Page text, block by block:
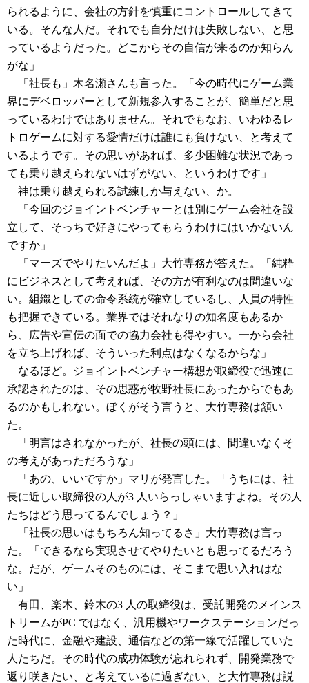
られるように、会社の方針を慎重にコントロールしてきて
いる。そんな人だ。それでも自分だけは失敗しない、と思
っているようだった。どこからその自信が来るのか知らん
がな」
「社長も」木名瀬さんも言った。「今の時代にゲーム業
界にデベロッパーとして新規参入することが、簡単だと思
っているわけではありません。それでもなお、いわゆるレ
トロゲームに対する愛情だけは誰にも負けない、と考えて
いるようです。その思いがあれば、多少困難な状況であっ
ても乗り越えられないはずがない、というわけです」
神は乗り越えられる試練しか与えない、か。
「今回のジョイントベンチャーとは別にゲーム会社を設
立して、そっちで好きにやってもらうわけにはいかないん
ですか」
「マーズでやりたいんだよ」大竹専務が答えた。「純粋
にビジネスとして考えれば、その方が有利なのは間違いな
い。組織としての命令系統が確立しているし、人員の特性
も把握できている。業界ではそれなりの知名度もあるか
ら、広告や宣伝の面での協力会社も得やすい。一から会社
を立ち上げれば、そういった利点はなくなるからな」
なるほど。ジョイントベンチャー構想が取締役で迅速に
承認されたのは、その思惑が牧野社長にあったからでもあ
るのかもしれない。ぼくがそう言うと、大竹専務は頷い
た。
「明言はされなかったが、社長の頭には、間違いなくそ
の考えがあっただろうな」
「あの、いいですか」マリが発言した。「うちには、社
長に近しい取締役の人が3 人いらっしゃいますよね。その人
たちはどう思ってるんでしょう？」
「社長の思いはもちろん知ってるさ」大竹専務は言っ
た。「できるなら実現させてやりたいとも思ってるだろう
な。だが、ゲームそのものには、そこまで思い入れはな
い」
有田、楽木、鈴木の3 人の取締役は、受託開発のメインス
トリームがPC ではなく、汎用機やワークステーションだっ
た時代に、金融や建設、通信などの第一線で活躍していた
人たちだ。その時代の成功体験が忘れられず、開発業務で
返り咲きたい、と考えているに過ぎない、と大竹専務は説